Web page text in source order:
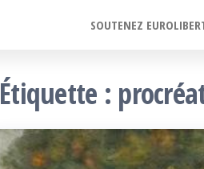
SOUTENEZ
Étiquette :